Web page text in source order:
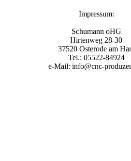
Impressum:
Schumann oHG
Hirtenweg 28-30
37520 Osterode am
Tel.: 05522-84924
e-Mail: info@cnc-